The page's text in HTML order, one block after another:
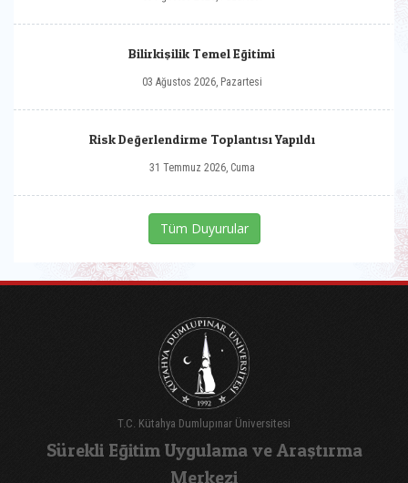
Bilirkişilik Temel Eğitimi
03 Ağustos 2026, Pazartesi
Risk Değerlendirme Toplantısı Yapıldı
31 Temmuz 2026, Cuma
Tüm Duyurular
T.C. Kütahya Dumlupınar Üniversitesi
Sürekli Eğitim Uygulama ve Araştırma
Merkezi